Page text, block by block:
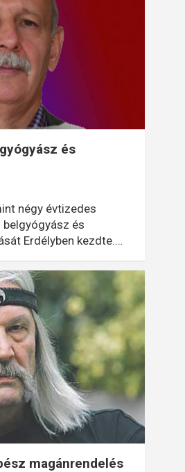
és
négy évtizedes
és
Erdélyben kezdte.…
magánrendelés